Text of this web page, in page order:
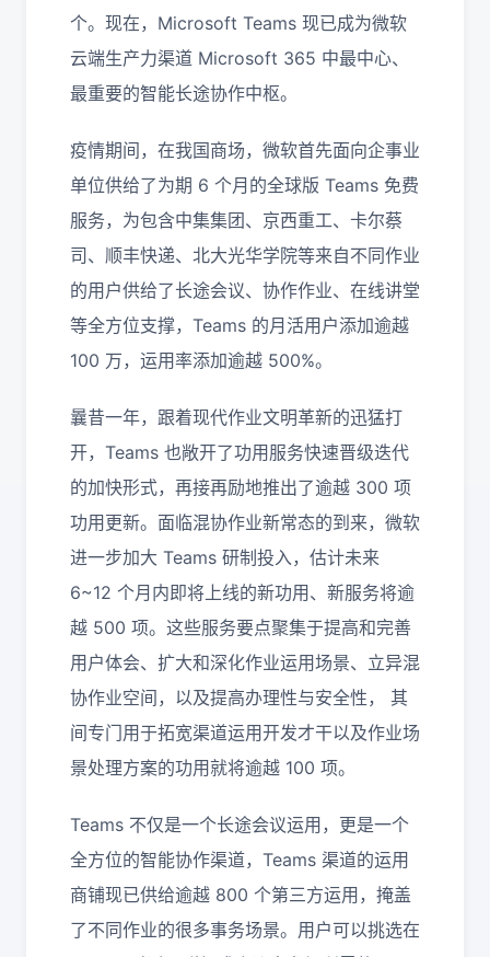
个。现在，Microsoft Teams 现已成为微软
云端生产力渠道 Microsoft 365 中最中心、
最重要的智能长途协作中枢。
疫情期间，在我国商场，微软首先面向企事业
单位供给了为期 6 个月的全球版 Teams 免费
服务，为包含中集集团、京西重工、卡尔蔡
司、顺丰快递、北大光华学院等来自不同作业
的用户供给了长途会议、协作作业、在线讲堂
等全方位支撑，Teams 的月活用户添加逾越
100 万，运用率添加逾越 500%。
曩昔一年，跟着现代作业文明革新的迅猛打
开，Teams 也敞开了功用服务快速晋级迭代
的加快形式，再接再励地推出了逾越 300 项
功用更新。面临混协作业新常态的到来，微软
进一步加大 Teams 研制投入，估计未来
6~12 个月内即将上线的新功用、新服务将逾
越 500 项。这些服务要点聚集于提高和完善
用户体会、扩大和深化作业运用场景、立异混
协作业空间，以及提高办理性与安全性， 其
间专门用于拓宽渠道运用开发才干以及作业场
景处理方案的功用就将逾越 100 项。
Teams 不仅是一个长途会议运用，更是一个
全方位的智能协作渠道，Teams 渠道的运用
商铺现已供给逾越 800 个第三方运用，掩盖
了不同作业的很多事务场景。用户可以挑选在